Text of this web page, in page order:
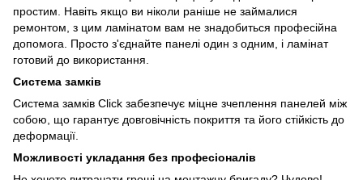
простим. Навіть якщо ви ніколи раніше не займалися
ремонтом, з цим ламінатом вам не знадобиться професійна
допомога. Просто з'єднайте панелі один з одним, і ламінат
готовий до використання.
Система замків
Система замків Click забезпечує міцне зчеплення панелей між
собою, що гарантує довговічність покриття та його стійкість до
деформації.
Можливості укладання без професіоналів